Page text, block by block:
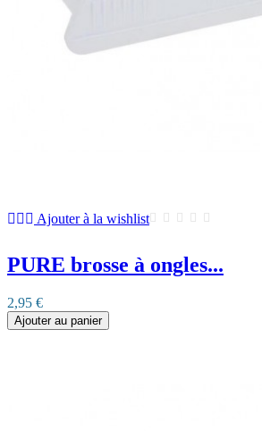
Ajouter à la wishlist
PURE brosse à ongles...
2,95 €
Ajouter au panier